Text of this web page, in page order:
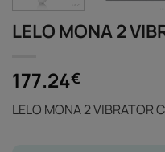
LELO MONA 2
177.24€
LELO MONA 2 VIBRATOR